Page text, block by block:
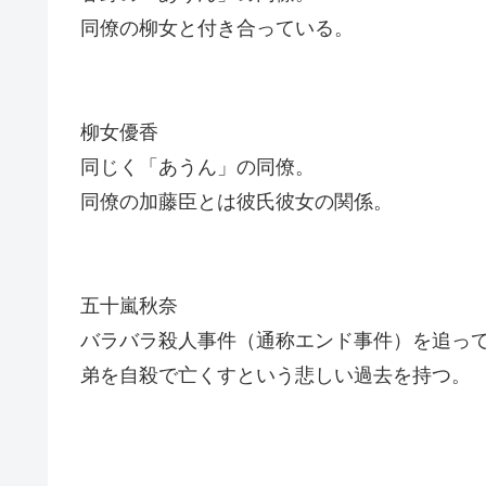
同僚の柳女と付き合っている。
柳女優香
同じく「あうん」の同僚。
同僚の加藤臣とは彼氏彼女の関係。
五十嵐秋奈
バラバラ殺人事件（通称エンド事件）を追っ
弟を自殺で亡くすという悲しい過去を持つ。